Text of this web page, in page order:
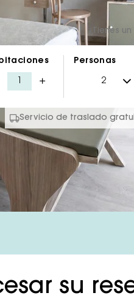
Personas
¿Tienes
Servicio de traslado
su